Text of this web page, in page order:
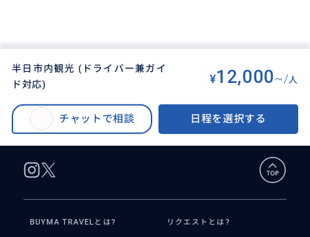
半日市内観光 (ドライバー兼ガイ
ド対応)
¥12,000~/ 人
チャットで相談 日程を選択する
半日市内観光 (ドライバー兼ガイド対応)
BUYMA TRAVELとは? リクエストとは?